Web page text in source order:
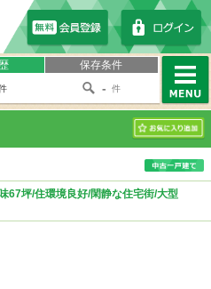
保存条件
- 件
MENU
お気に入り
67坪/住環境良好/閑静な住宅街/大型